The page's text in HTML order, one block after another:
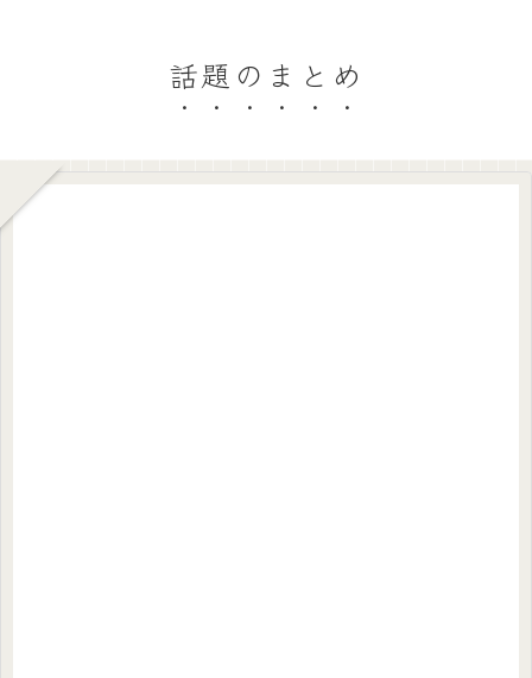
話題のまとめ